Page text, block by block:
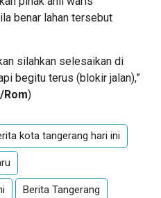
benar lahan tersebut
silahkan selesaikan di
begitu terus (blokir jalan),”
Rom)
kota tangerang hari ini
Berita Tangerang